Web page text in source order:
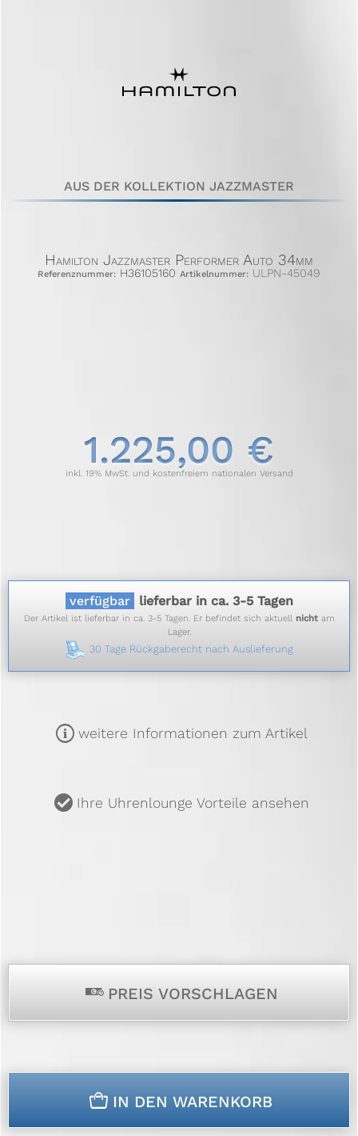
AUS DER KOLLEKTION JAZZMASTER
Hamilton Jazzmaster Performer Auto 34mm
Referenznummer: H36105160 Artikelnummer: ULPN-45049
1.225,00 €
inkl. 19% MwSt. und kostenfreiem nationalen Versand
verfügbar lieferbar in ca. 3-5 Tagen
Der Artikel ist lieferbar in ca. 3-5 Tagen. Er befindet sich aktuell nichtam
Lager.
30 Tage Rückgaberecht nach Auslieferung
m weitere Informationen zum Artikel
u Ihre Uhrenlounge Vorteile ansehen
p PREIS VORSCHLAGEN
n IN DEN WARENKORB